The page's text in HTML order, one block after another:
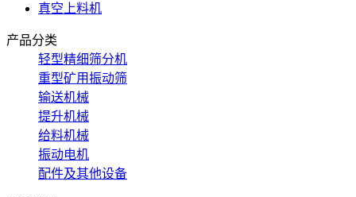
真空上料机
产品分类
轻型精细筛分机
重型矿用振动筛
输送机械
提升机械
给料机械
振动电机
配件及其他设备